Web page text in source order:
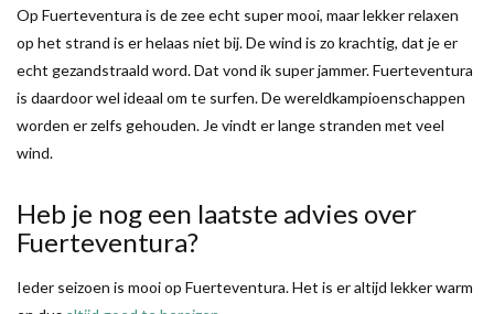
Op Fuerteventura is de zee echt super mooi, maar lekker relaxen
op het strand is er helaas niet bij. De wind is zo krachtig, dat je er
echt gezandstraald word. Dat vond ik super jammer. Fuerteventura
is daardoor wel ideaal om te surfen. De wereldkampioenschappen
worden er zelfs gehouden. Je vindt er lange stranden met veel
wind.
Heb je nog een laatste advies over
Fuerteventura?
Ieder seizoen is mooi op Fuerteventura. Het is er altijd lekker warm